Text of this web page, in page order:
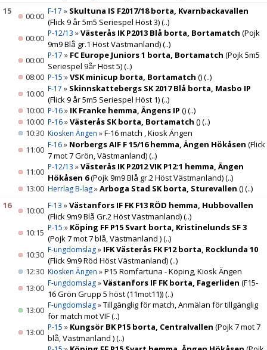
15
00:00 F-17 » Skultuna IS F2017/18 borta, Kvarnbackavallen
(Flick 9 år 5m5 Seriespel Höst 3)(..)
00:00 P-12/13 »Västerås IK P2013 Blå borta, Bortamatch (Pojk
9m9 Blå gr.1 Höst Västmanland)(..)
00:00 P-17 » FC Europe Juniors 1 borta, Bortamatch (Pojk 5m5
Seriespel 9år Höst 5)(..)
08:00 P-15 »VSK minicup borta, Bortamatch ()(..)
10:00 F-17 » Skinnskattebergs SK 2017 Blå borta, Masbo IP
(Flick 9 år 5m5 Seriespel Höst 1)(..)
10:00 P-16» IK Franke hemma, Ängens IP ()(..)
10:00 P-16»Västerås SK borta, Bortamatch ()(..)
10:30 Kiosken Ängen »F-16 match , Kiosk Ängen
11:00 F-16» Norbergs AIF F 15/16 hemma, Ängen Hökåsen (Flick
7 mot 7 Grön, Västmanland)(..)
11:00 P-12/13 »Västerås IK P2012 VIK P12:1 hemma, Ängen
Hökåsen 6(Pojk 9m9 Blå gr.2 Höst Västmanland)(..)
13:00 Herrlag B-lag»Arboga Stad SK borta, Sturevallen ()(..)
16
10:00 F-13 »Västanfors IF FK F13 RÖD hemma, Hubbovallen
(Flick 9m9 Blå Gr.2 Höst Västmanland)(..)
10:15 P-15 » Köping FF P15 Svart borta, Kristinelunds SF 3
(Pojk 7 mot 7 blå, Västmanland )(..)
10:30 F-ungdomslag» IFK Västerås FK F12 borta, Rocklunda 10
(Flick 9m9 Röd Höst Västmanland)(..)
12:30 Kiosken Ängen »P15 Romfartuna - Köping, Kiosk Ängen
13:00 F-ungdomslag»Västanfors IF FK borta, Fagerliden (F15-
16 Grön Grupp 5 höst (11mot11))(..)
13:00 F-ungdomslag»Tillgänglig för match, Anmälan för tillgänglig
för match mot VIF(..)
13:00 P-15 » Kungsör BK P15 borta, Centralvallen (Pojk 7 mot 7
blå, Västmanland )(..)